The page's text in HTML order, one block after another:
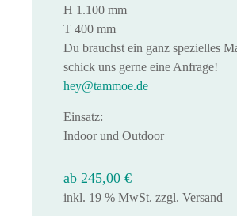
H 1.100 mm
T 400 mm
Du brauchst ein ganz spezielles
schick uns gerne eine Anfrage!
hey@tammoe.de
Einsatz:
Indoor und Outdoor
ab 245,00 €
inkl. 19 % MwSt. zzgl. Versand